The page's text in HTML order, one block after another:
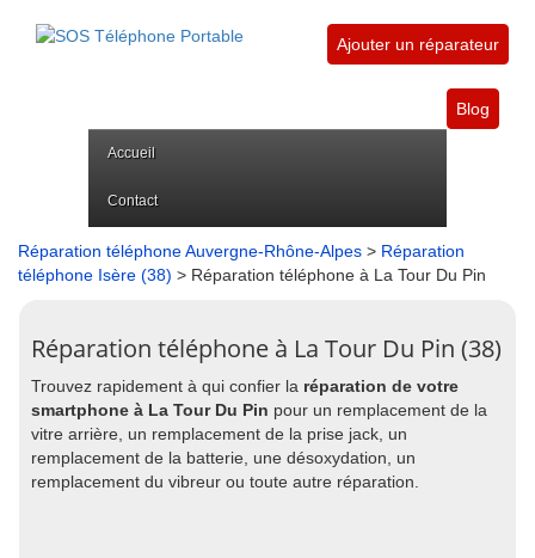
Ajouter un réparateur
Blog
Accueil
Contact
Réparation téléphone Auvergne-Rhône-Alpes > Réparation
téléphone Isère (38) > Réparation téléphone à La Tour Du Pin
Réparation téléphone à La Tour Du Pin (38)
Trouvez rapidement à qui confier la réparation de votre
smartphone à La Tour Du Pin pour un remplacement de la
vitre arrière, un remplacement de la prise jack, un
remplacement de la batterie, une désoxydation, un
remplacement du vibreur ou toute autre réparation.